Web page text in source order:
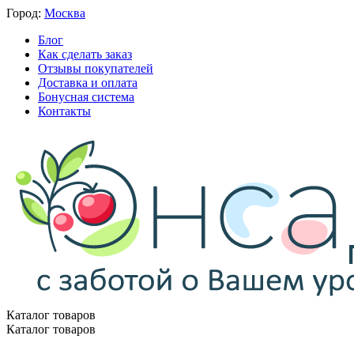
Город: Москва
Блог
Как сделать заказ
Отзывы покупателей
Доставка и оплата
Бонусная система
Контакты
Каталог товаров
Каталог товаров